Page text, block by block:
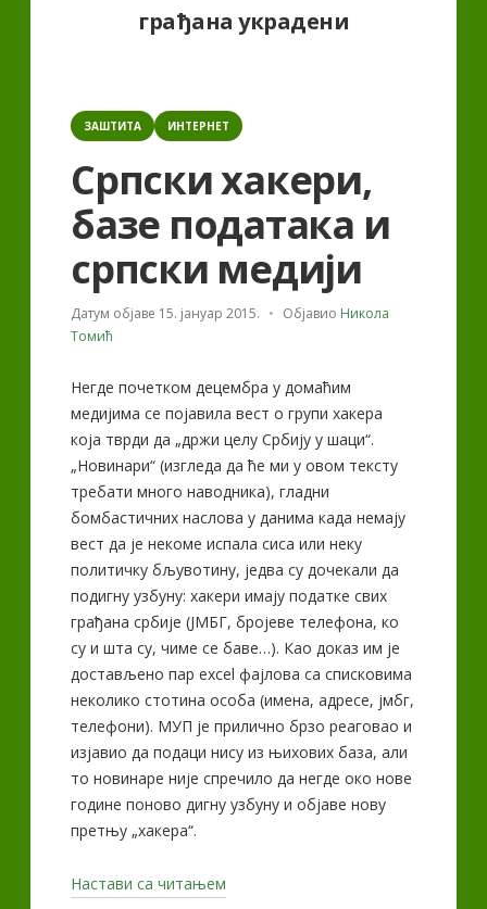
грађана украдени
Categories
ЗАШТИТА ИНТЕРНЕТ
Српски хакери,
базе података и
српски медији
Датум објаве 15. јануар 2015. Објавио Никола
Томић
Негде почетком децембра у домаћим
медијима се појавила вест о групи хакера
која тврди да „држи целу Србију у шаци“.
„Новинари“ (изгледа да ће ми у овом тексту
требати много наводника), гладни
бомбастичних наслова у данима када немају
вест да је некоме испала сиса или неку
политичку бљувотину, једва су дочекали да
подигну узбуну: хакери имају податке свих
грађана србије (ЈМБГ, бројеве телефона, ко
су и шта су, чиме се баве…). Као доказ им је
достављено пар excel фајлова са списковима
неколико стотина особа (имена, адресе, јмбг,
телефони). МУП је прилично брзо реаговао и
изјавио да подаци нису из њихових база, али
то новинаре није спречило да негде око нове
године поново дигну узбуну и објаве нову
претњу „хакера“.
Настави са читањем